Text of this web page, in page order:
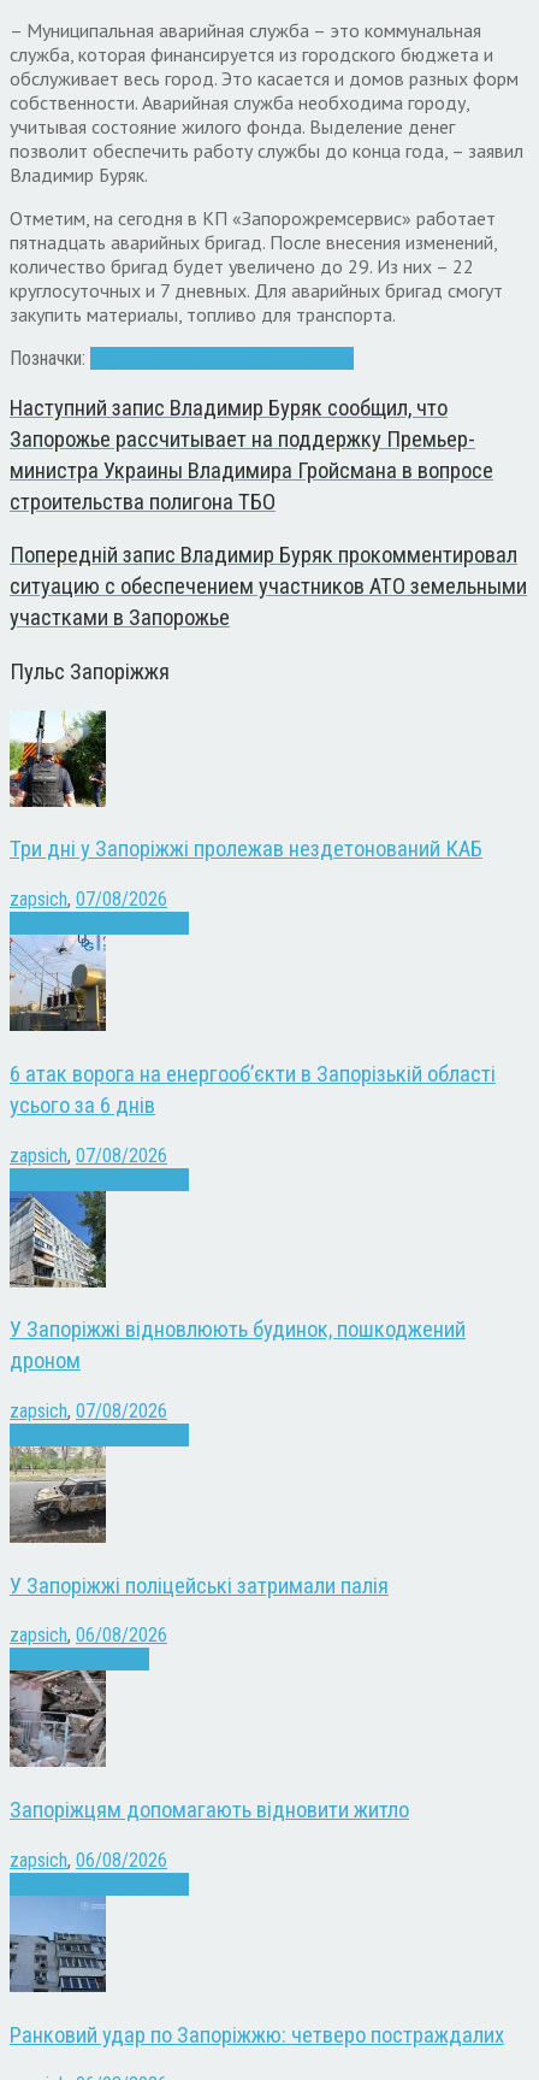
– Муниципальная аварийная служба – это коммунальная
служба, которая финансируется из городского бюджета и
обслуживает весь город. Это касается и домов разных форм
собственности. Аварийная служба необходима городу,
учитывая состояние жилого фонда. Выделение денег
позволит обеспечить работу службы до конца года, – заявил
Владимир Буряк.
Отметим, на сегодня в КП «Запорожремсервис» работает
пятнадцать аварийных бригад. После внесения изменений,
количество бригад будет увеличено до 29. Из них – 22
круглосуточных и 7 дневных. Для аварийных бригад смогут
закупить материалы, топливо для транспорта.
Позначки:
Наступний запис Владимир Буряк сообщил, что
Запорожье рассчитывает на поддержку Премьер-
министра Украины Владимира Гройсмана в вопросе
строительства полигона ТБО
Попередній запис Владимир Буряк прокомментировал
ситуацию с обеспечением участников АТО земельными
участками в Запорожье
Пульс Запоріжжя
Три дні у Запоріжжі пролежав нездетонований КАБ
zapsich, 07/08/2026
6 атак ворога на енергооб’єкти в Запорізькій області
усього за 6 днів
zapsich, 07/08/2026
У Запоріжжі відновлюють будинок, пошкоджений
дроном
zapsich, 07/08/2026
У Запоріжжі поліцейські затримали палія
zapsich, 06/08/2026
Запоріжцям допомагають відновити житло
zapsich, 06/08/2026
Ранковий удар по Запоріжжю: четверо постраждалих